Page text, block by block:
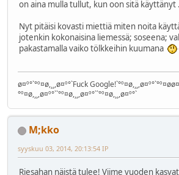
on aina mulla tullut, kun oon sitä käyttänyt
Nyt pitäisi kovasti miettiä miten noita
jotenkin kokonaisina liemessä; soseena;
pakastamalla vaiko tölkkeihin kuumana
ø¤º°`°º¤ø,¸¸,ø¤º°`Fuck
°º¤ø,¸¸,ø¤º°``°º¤ø,¸¸,ø¤º°``°º¤ø,¸¸,ø¤º°`
M;kko
syyskuu 03, 2014, 20:13:54 IP
Riesahan näistä tulee! Viime vuoden